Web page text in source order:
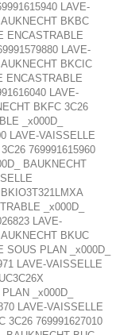
LAVE-
BKBC
ENCASTRABLE
LAVE-
BKCIC
ENCASTRABLE
LAVE-
BKFC 3C26
_x000D_
LAVE-VAISSELLE
769991615960
BAUKNECHT
_x000D_
LAVE-
BKUC
PLAN _x000D_
LAVE-VAISSELLE
_x000D_
LAVE-VAISSELLE
3C26 769991627010